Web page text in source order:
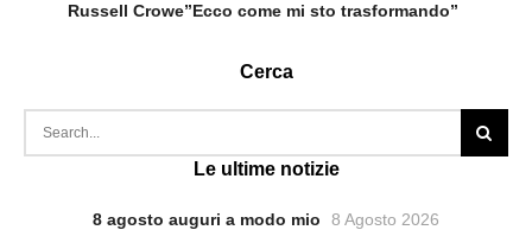
Russell Crowe”Ecco come mi sto trasformando”
Cerca
Le ultime notizie
8 agosto auguri a modo mio 8 Agosto 2026